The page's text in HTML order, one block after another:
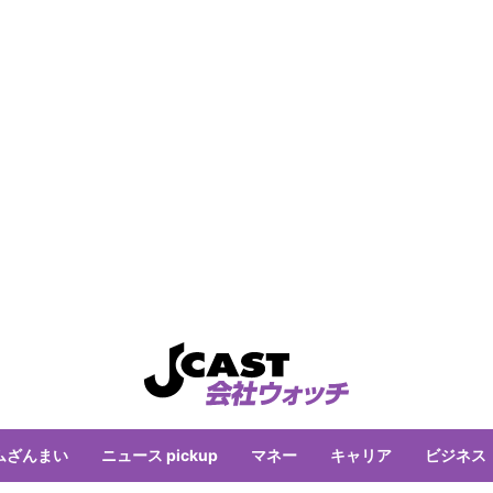
ざんまい ニュース pickup マネー キャリア ビジネス